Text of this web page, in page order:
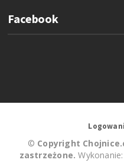
Facebook
© Copyright
zastrzeżone. Wykonanie: